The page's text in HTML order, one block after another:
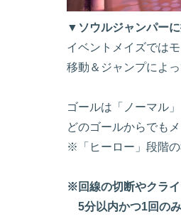
▼ソウルジャンパーに
イベントメイズでは
移動＆ジャンプによ
ゴールは「ノーマル
どのゴールからでも
※「ヒーロー」段階
※回線の切断やクラ
5分以内かつ1回の